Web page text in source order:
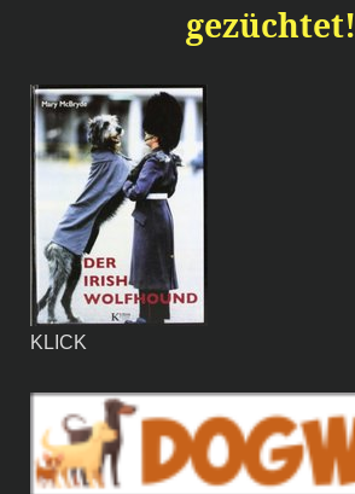
gezüchtet!
KLICK